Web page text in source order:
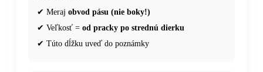
✔ Meraj obvod pásu (nie boky!)
✔ Veľkosť = od pracky po strednú dierku
✔ Túto dĺžku uveď do poznámky